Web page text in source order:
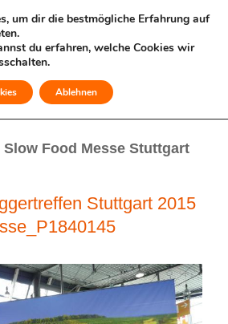
Food Messe Stuttgart
Stuttgart 2015
um dir die bestmögliche Erfahrung auf
du erfahren, welche Cookies wir
Ablehnen